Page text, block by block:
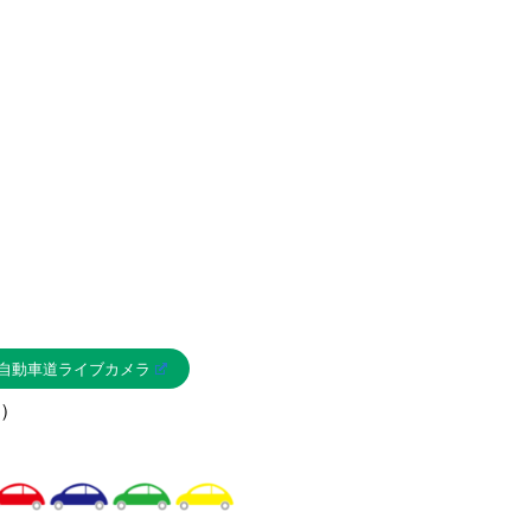
動車道ライブカメラ